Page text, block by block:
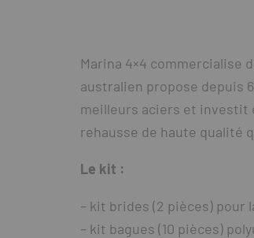
Marina 4×4 commercialise
australien propose depuis
meilleurs aciers et investit
rehausse de haute qualité
Le kit :
– kit brides (2 pièces) pour
– kit bagues (10 pièces)